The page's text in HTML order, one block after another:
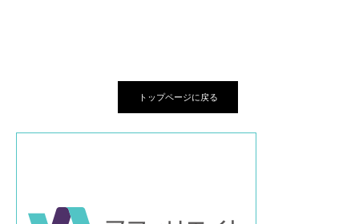
トップページに戻る